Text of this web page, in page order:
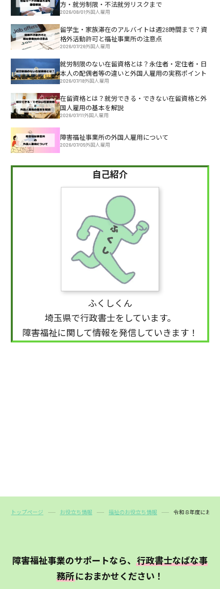
方・就労制限・不法就労リスクまで
2026/08/01外国人雇用
留学生・家族滞在のアルバイトは週28時間まで？資
格外活動許可と福祉事業所の注意点
2026/07/26外国人雇用
就労制限のない在留資格とは？永住者・定住者・日
本人の配偶者等の違いと外国人雇用の実務ポイント
2026/07/18外国人雇用
在留資格とは？就労できる・できない在留資格と外
国人雇用の基本を解説
2026/07/11外国人雇用
障害福祉事業所の外国人雇用について
2026/07/05外国人雇用
自己紹介
ふくしくん
埼玉県で行政書士をしています。
障害福祉に関して情報を発信していきます！
トップページ お役立ち情報 福祉のお役立ち情報 令和８年度におけ
障害福祉事業のサポートなら、 行政書士なばな事
務所におまかせください！